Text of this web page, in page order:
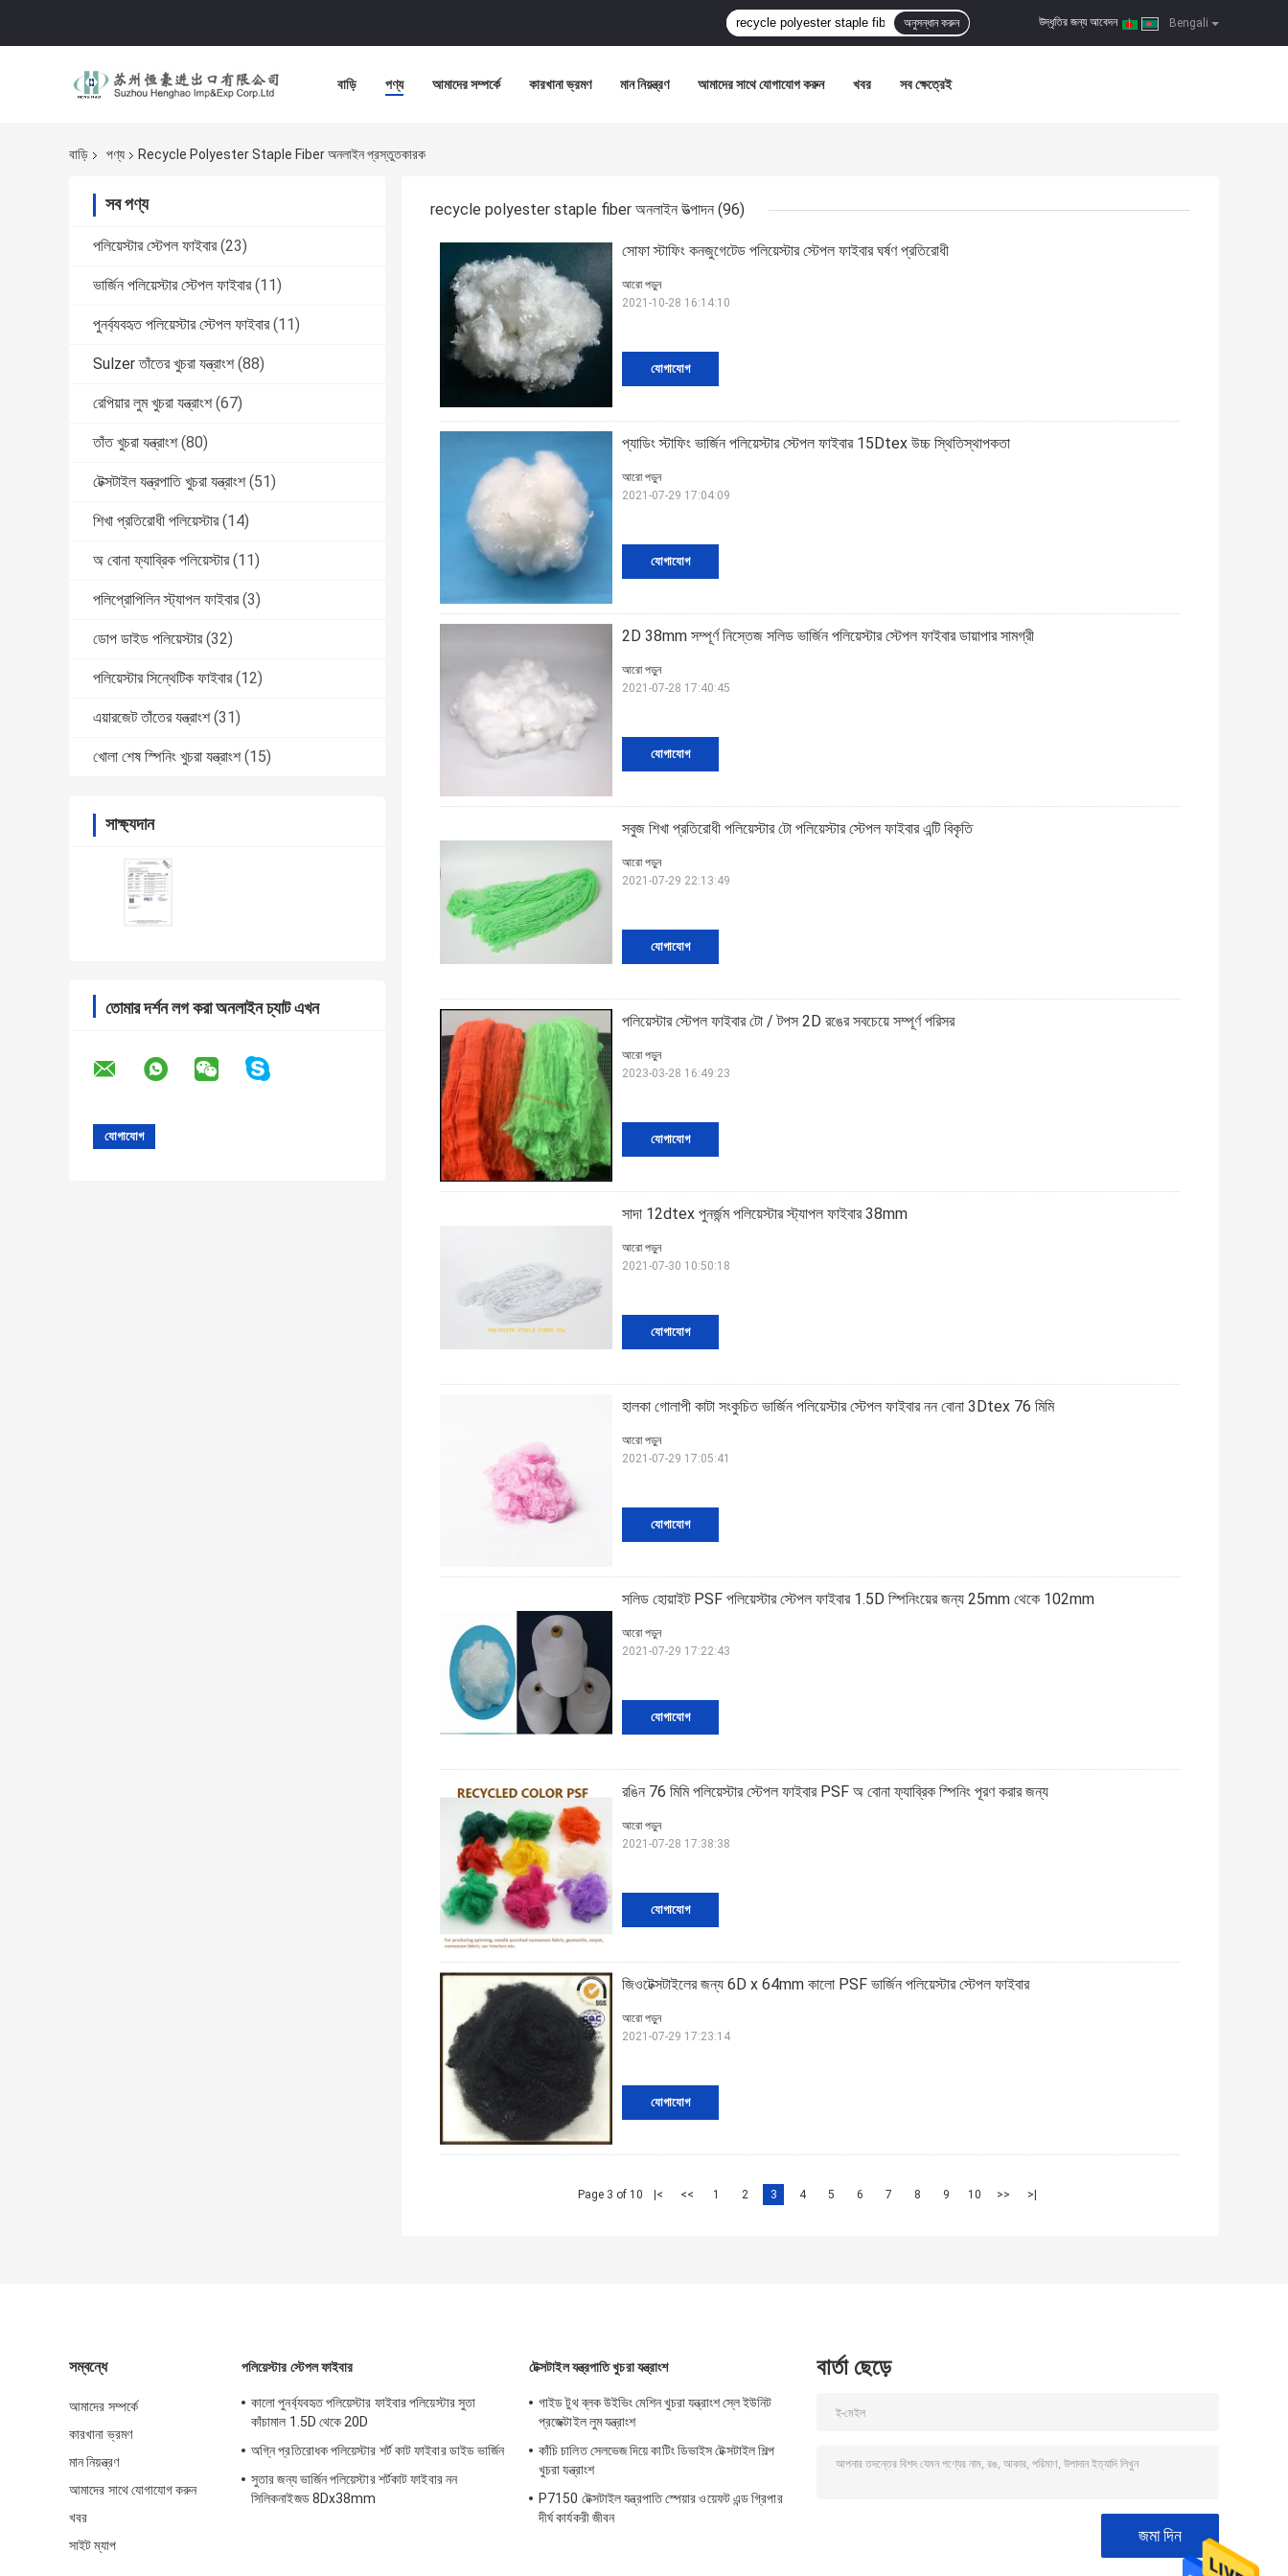
Bengali
উদ্ধৃতির জন্য আবেদন |
অনুসন্ধান করুন
বাড়ি পণ্য আমাদের সম্পর্কে কারখানা ভ্রমণ মান নিয়ন্ত্রণ আমাদের সাথে যোগাযোগ করুন খবর সব ক্ষেত্রেই
বাড়ি পণ্য Recycle Polyester Staple Fiber অনলাইন প্রস্তুতকারক
সব পণ্য
পলিয়েস্টার স্টেপল ফাইবার (23)
ভার্জিন পলিয়েস্টার স্টেপল ফাইবার (11)
পুনর্ব্যবহৃত পলিয়েস্টার স্টেপল ফাইবার (11)
Sulzer তাঁতের খুচরা যন্ত্রাংশ (88)
রেপিয়ার লুম খুচরা যন্ত্রাংশ (67)
তাঁত খুচরা যন্ত্রাংশ (80)
টেক্সটাইল যন্ত্রপাতি খুচরা যন্ত্রাংশ (51)
শিখা প্রতিরোধী পলিয়েস্টার (14)
অ বোনা ফ্যাব্রিক পলিয়েস্টার (11)
পলিপ্রোপিলিন স্ট্যাপল ফাইবার (3)
ডোপ ডাইড পলিয়েস্টার (32)
পলিয়েস্টার সিন্থেটিক ফাইবার (12)
এয়ারজেট তাঁতের যন্ত্রাংশ (31)
খোলা শেষ স্পিনিং খুচরা যন্ত্রাংশ (15)
সাক্ষ্যদান
তোমার দর্শন লগ করা অনলাইন চ্যাট এখন
recycle polyester staple fiber অনলাইন উত্পাদন (96)
সোফা স্টাফিং কনজুগেটেড পলিয়েস্টার স্টেপল ফাইবার ঘর্ষণ প্রতিরোধী
যোগাযোগ
আরো পড়ুন
2021-10-28 16:14:10
প্যাডিং স্টাফিং ভার্জিন পলিয়েস্টার স্টেপল ফাইবার 15Dtex উচ্চ স্থিতিস্থাপকতা
যোগাযোগ
আরো পড়ুন
2021-07-29 17:04:09
2D 38mm সম্পূর্ণ নিস্তেজ সলিড ভার্জিন পলিয়েস্টার স্টেপল ফাইবার ডায়াপার সামগ্রী
যোগাযোগ
আরো পড়ুন
2021-07-28 17:40:45
সবুজ শিখা প্রতিরোধী পলিয়েস্টার টো পলিয়েস্টার স্টেপল ফাইবার এন্টি বিকৃতি
যোগাযোগ
আরো পড়ুন
2021-07-29 22:13:49
পলিয়েস্টার স্টেপল ফাইবার টো / টপস 2D রঙের সবচেয়ে সম্পূর্ণ পরিসর
যোগাযোগ
আরো পড়ুন
2023-03-28 16:49:23
সাদা 12dtex পুনর্জন্ম পলিয়েস্টার স্ট্যাপল ফাইবার 38mm
যোগাযোগ
আরো পড়ুন
2021-07-30 10:50:18
হালকা গোলাপী কাটা সংকুচিত ভার্জিন পলিয়েস্টার স্টেপল ফাইবার নন বোনা 3Dtex 76 মিমি
যোগাযোগ
আরো পড়ুন
2021-07-29 17:05:41
সলিড হোয়াইট PSF পলিয়েস্টার স্টেপল ফাইবার 1.5D স্পিনিংয়ের জন্য 25mm থেকে 102mm
যোগাযোগ
আরো পড়ুন
2021-07-29 17:22:43
রঙিন 76 মিমি পলিয়েস্টার স্টেপল ফাইবার PSF অ বোনা ফ্যাব্রিক স্পিনিং পূরণ করার জন্য
যোগাযোগ
আরো পড়ুন
2021-07-28 17:38:38
জিওটেক্সটাইলের জন্য 6D x 64mm কালো PSF ভার্জিন পলিয়েস্টার স্টেপল ফাইবার
যোগাযোগ
আরো পড়ুন
2021-07-29 17:23:14
Page 3 of 10 |< << 1 2 3 4 5 6 7 8 9 10 >> >|
সম্বন্ধে
আমাদের সম্পর্কে
কারখানা ভ্রমণ
মান নিয়ন্ত্রণ
আমাদের সাথে যোগাযোগ করুন
খবর
সাইট ম্যাপ
পলিয়েস্টার স্টেপল ফাইবার
কালো পুনর্ব্যবহৃত পলিয়েস্টার ফাইবার পলিয়েস্টার সুতা
কাঁচামাল 1.5D থেকে 20D
অগ্নি প্রতিরোধক পলিয়েস্টার শর্ট কাট ফাইবার ডাইড ভার্জিন
সুতার জন্য ভার্জিন পলিয়েস্টার শর্টকাট ফাইবার নন
সিলিকনাইজড 8Dx38mm
টেক্সটাইল যন্ত্রপাতি খুচরা যন্ত্রাংশ
গাইড টুথ ব্লক উইভিং মেশিন খুচরা যন্ত্রাংশ স্লে ইউনিট
প্রজেক্টাইল লুম যন্ত্রাংশ
কাঁচি চালিত সেলভেজ দিয়ে কাটিং ডিভাইস টেক্সটাইল শিল্প
খুচরা যন্ত্রাংশ
P7150 টেক্সটাইল যন্ত্রপাতি স্পেয়ার ওয়েফট এন্ড গ্রিপার
দীর্ঘ কার্যকরী জীবন
বার্তা ছেড়ে